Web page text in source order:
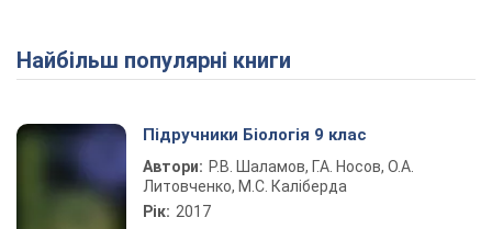
Найбільш популярні книги
Підручники Біологія 9 клас
Автори: Р.В. Шаламов, Г.А. Носов, О.А.
Литовченко, М.С. Каліберда
Рік: 2017